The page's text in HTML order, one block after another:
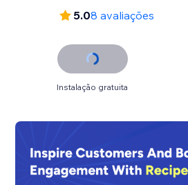
5.08 avaliações
Instalação gratuita